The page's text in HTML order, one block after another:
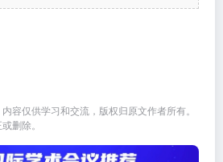
容仅供学习和交流，版权归原文作者所有。
删除。